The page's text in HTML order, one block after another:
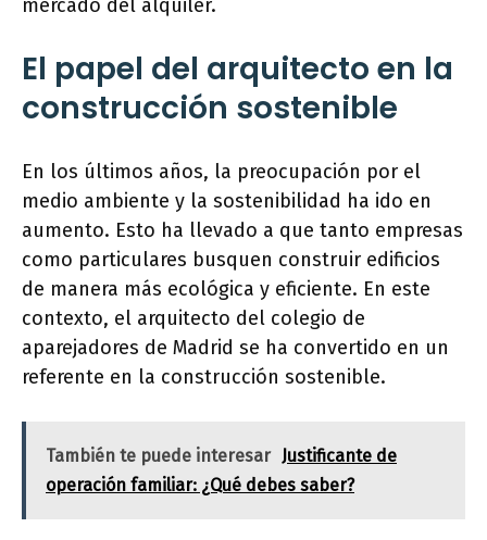
mercado del alquiler.
El papel del arquitecto en la
construcción sostenible
En los últimos años, la preocupación por el
medio ambiente y la sostenibilidad ha ido en
aumento. Esto ha llevado a que tanto empresas
como particulares busquen construir edificios
de manera más ecológica y eficiente. En este
contexto, el arquitecto del colegio de
aparejadores de Madrid se ha convertido en un
referente en la construcción sostenible.
También te puede interesar Justificante de
operación familiar: ¿Qué debes saber?